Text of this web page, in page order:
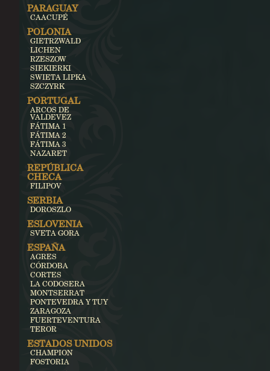
PARAGUAY
CAACUPÉ
POLONIA
GIETRZWALD
LICHEN
RZESZOW
SIEKIERKI
SWIETA LIPKA
SZCZYRK
PORTUGAL
ARCOS DE
VALDEVEZ
FÁTIMA 1
FÁTIMA 2
FÁTIMA 3
NAZARET
REPÚBLICA
CHECA
FILIPOV
SERBIA
DOROSZLO
ESLOVENIA
SVETA GORA
ESPAÑA
AGRES
CÓRDOBA
CORTES
LA CODOSERA
MONTSERRAT
PONTEVEDRA Y TUY
ZARAGOZA
FUERTEVENTURA
TEROR
ESTADOS UNIDOS
CHAMPION
FOSTORIA